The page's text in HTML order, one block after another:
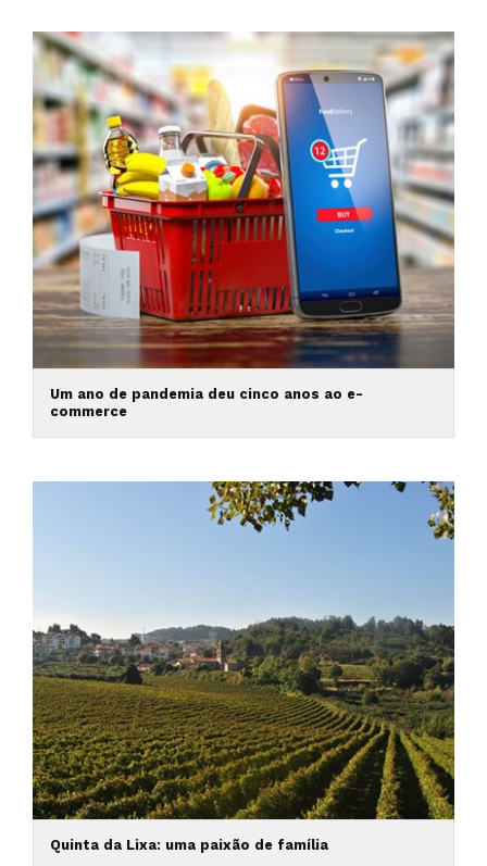
Um ano de pandemia deu cinco anos ao e-
commerce
Quinta da Lixa: uma paixão de família